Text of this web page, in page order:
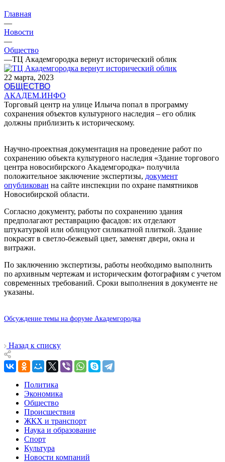
Главная
—
Новости
—
Общество
—ТЦ Академгородка вернут исторический облик
22 марта, 2023
ОБЩЕСТВО
АКАДЕМ.ИНФО
Торговый центр на улице Ильича попал в программу
сохранения объектов культурного наследия – его облик
должны приблизить к историческому.
Научно-проектная документация на проведение работ по
сохранению объекта культурного наследия «Здание торгового
центра новосибирского Академгородка» получила
положительное заключение экспертизы, документ
опубликован на сайте инспекции по охране памятников
Новосибирской области.
Согласно документу, работы по сохранению здания
предполагают реставрацию фасадов: их отделают
штукатуркой или облицуют силикатной плиткой. Здание
покрасят в светло-бежевый цвет, заменят двери, окна и
витражи.
По заключению экспертизы, работы необходимо выполнить
по архивным чертежам и историческим фотографиям с учетом
современных требований. Сроки выполнения в документе не
указаны.
Обсуждение темы на форуме Академгородка
Назад к списку
Политика
Экономика
Общество
Происшествия
ЖКХ и транспорт
Наука и образование
Спорт
Культура
Новости компаний